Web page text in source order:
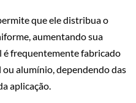
que ele distribua o
aumentando sua
é frequentemente fabricado
alumínio, dependendo das
aplicação.